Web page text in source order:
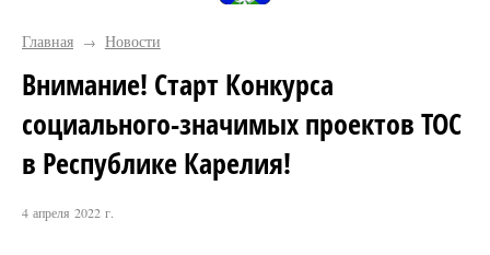
Главная → Новости
Внимание! Старт Конкурса
социального-значимых проектов ТОС
в Республике Карелия!
4 апреля 2022 г.